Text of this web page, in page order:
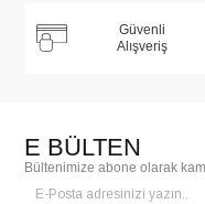
Güvenli
Alışveriş
E BÜLTEN
Bültenimize abone olarak